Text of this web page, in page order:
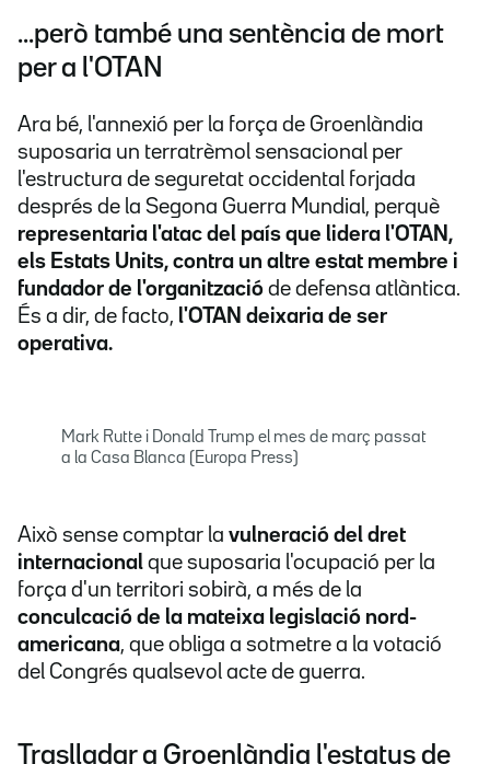
...però també una sentència de mort
per a l'OTAN
Ara bé, l'annexió per la força de Groenlàndia
suposaria un terratrèmol sensacional per
l'estructura de seguretat occidental forjada
després de la Segona Guerra Mundial, perquè
representaria l'atac del país que lidera l'OTAN,
els Estats Units, contra un altre estat membre i
fundador de l'organització de defensa atlàntica.
És a dir, de facto, l'OTAN deixaria de ser
operativa.
Mark Rutte i Donald Trump el mes de març passat
a la Casa Blanca (Europa Press)
Això sense comptar la vulneració del dret
internacional que suposaria l'ocupació per la
força d'un territori sobirà, a més de la
conculcació de la mateixa legislació nord-
americana, que obliga a sotmetre a la votació
del Congrés qualsevol acte de guerra.
Traslladar a Groenlàndia l'estatus de